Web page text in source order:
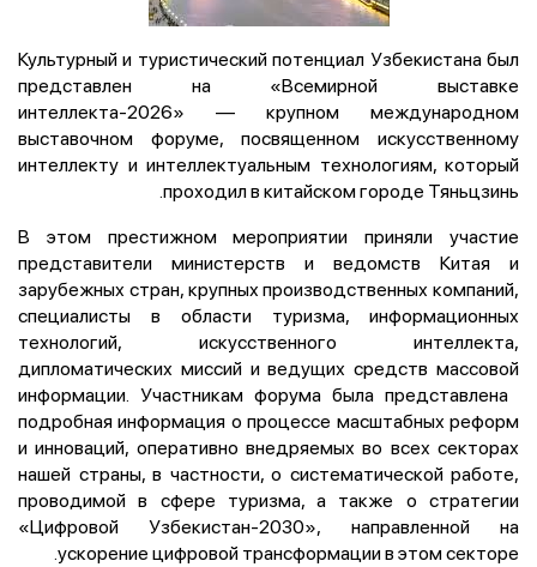
Культурный и туристический потенциал Узбекистана был
представлен на «Всемирной выставке
интеллекта-2026» — крупном международном
выставочном форуме, посвященном искусственному
интеллекту и интеллектуальным технологиям, который
проходил в китайском городе Тяньцзинь.
В этом престижном мероприятии приняли участие
представители министерств и ведомств Китая и
зарубежных стран, крупных производственных компаний,
специалисты в области туризма, информационных
технологий, искусственного интеллекта,
дипломатических миссий и ведущих средств массовой
информации. Участникам форума была представлена ​​
подробная информация о процессе масштабных реформ
и инноваций, оперативно внедряемых во всех секторах
нашей страны, в частности, о систематической работе,
проводимой в сфере туризма, а также о стратегии
«Цифровой Узбекистан-2030», направленной на
ускорение цифровой трансформации в этом секторе.